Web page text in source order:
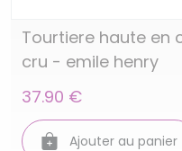
Tourtiere haute en
cru - emile henry
37.90 €
Ajouter au panier